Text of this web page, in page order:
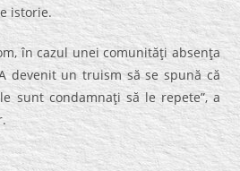
istorie.
în cazul unei comunităţi absenţa
devenit un truism să se spună că
sunt condamnaţi să le repete”, a